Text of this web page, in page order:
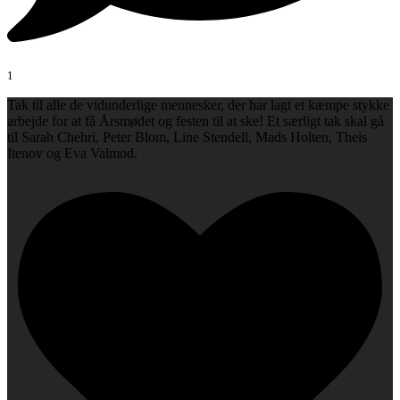
1
Tak til alle de vidunderlige mennesker, der har lagt et kæmpe stykke
arbejde for at få Årsmødet og festen til at ske! Et særligt tak skal gå
til Sarah Chehri, Peter Blom, Line Stendell, Mads Holten, Theis
Itenov og Eva Valmod.